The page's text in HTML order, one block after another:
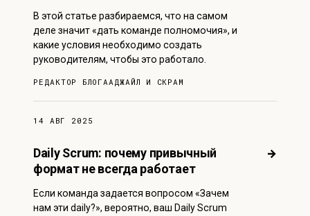
В этой статье разбираемся, что на самом
деле значит «дать команде полномочия», и
какие условия необходимо создать
руководителям, чтобы это работало.
РЕДАКТОР БЛОГААДЖАЙЛ И СКРАМ
14 АВГ 2025
Daily Scrum: почему привычный
формат не всегда работает
Если команда задается вопросом «Зачем
нам эти daily?», вероятно, ваш Daily Scrum
→